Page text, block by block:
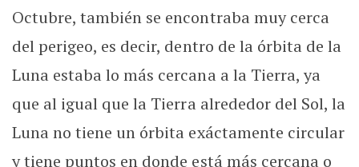
Octubre, también se encontraba muy cerca
del perigeo, es decir, dentro de la órbita de la
Luna estaba lo más cercana a la Tierra, ya
que al igual que la Tierra alrededor del Sol, la
Luna no tiene un órbita exáctamente circular
y tiene puntos en donde está más cercana o